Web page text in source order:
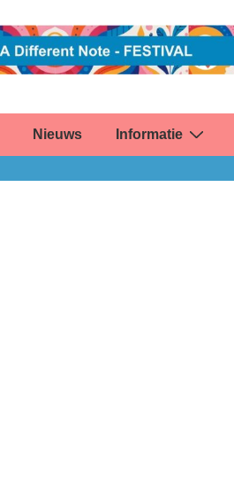
Nieuws Informatie